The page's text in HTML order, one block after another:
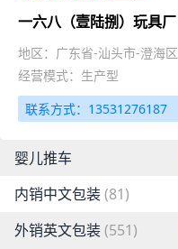
一六八（壹陆捌）玩具厂
地区：广东省-汕头市-澄海区
经营模式：生产型
联系方式：13531276187
婴儿推车
内销中文包装(81)
外销英文包装(551)